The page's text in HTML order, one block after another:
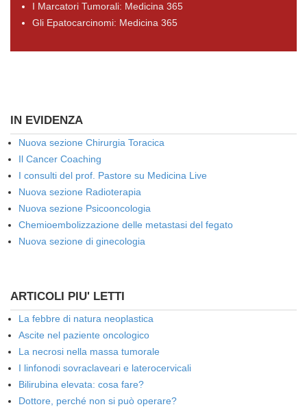
I Marcatori Tumorali: Medicina 365
Gli Epatocarcinomi: Medicina 365
IN EVIDENZA
Nuova sezione Chirurgia Toracica
Il Cancer Coaching
I consulti del prof. Pastore su Medicina Live
Nuova sezione Radioterapia
Nuova sezione Psicooncologia
Chemioembolizzazione delle metastasi del fegato
Nuova sezione di ginecologia
ARTICOLI PIU' LETTI
La febbre di natura neoplastica
Ascite nel paziente oncologico
La necrosi nella massa tumorale
I linfonodi sovraclaveari e laterocervicali
Bilirubina elevata: cosa fare?
Dottore, perché non si può operare?